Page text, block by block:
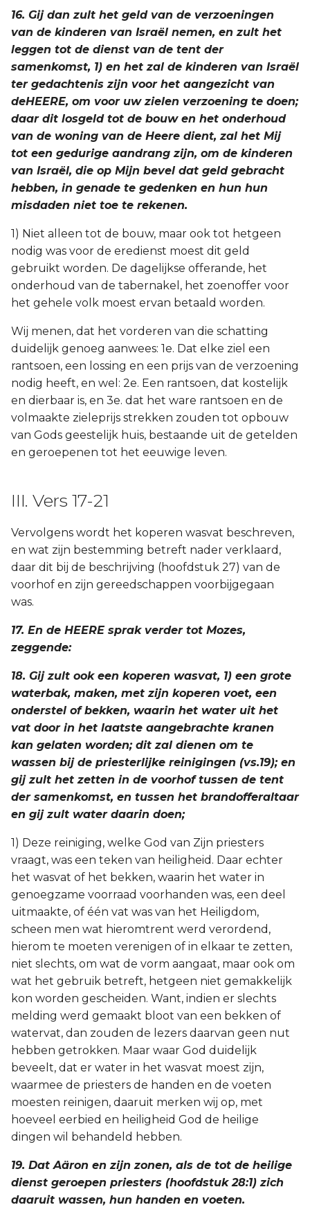
16. Gij dan zult het geld van de verzoeningen
van de kinderen van Israël nemen, en zult het
leggen tot de dienst van de tent der
samenkomst, 1) en het zal de kinderen van Israël
ter gedachtenis zijn voor het aangezicht van
deHEERE, om voor uw zielen verzoening te doen;
daar dit losgeld tot de bouw en het onderhoud
van de woning van de Heere dient, zal het Mij
tot een gedurige aandrang zijn, om de kinderen
van Israël, die op Mijn bevel dat geld gebracht
hebben, in genade te gedenken en hun hun
misdaden niet toe te rekenen.
1) Niet alleen tot de bouw, maar ook tot hetgeen
nodig was voor de eredienst moest dit geld
gebruikt worden. De dagelijkse offerande, het
onderhoud van de tabernakel, het zoenoffer voor
het gehele volk moest ervan betaald worden.
Wij menen, dat het vorderen van die schatting
duidelijk genoeg aanwees: 1e. Dat elke ziel een
rantsoen, een lossing en een prijs van de verzoening
nodig heeft, en wel: 2e. Een rantsoen, dat kostelijk
en dierbaar is, en 3e. dat het ware rantsoen en de
volmaakte zieleprijs strekken zouden tot opbouw
van Gods geestelijk huis, bestaande uit de getelden
en geroepenen tot het eeuwige leven.
III. Vers 17-21
Vervolgens wordt het koperen wasvat beschreven,
en wat zijn bestemming betreft nader verklaard,
daar dit bij de beschrijving (hoofdstuk 27) van de
voorhof en zijn gereedschappen voorbijgegaan
was.
17. En de HEERE sprak verder tot Mozes,
zeggende:
18. Gij zult ook een koperen wasvat, 1) een grote
waterbak, maken, met zijn koperen voet, een
onderstel of bekken, waarin het water uit het
vat door in het laatste aangebrachte kranen
kan gelaten worden; dit zal dienen om te
wassen bij de priesterlijke reinigingen (vs.19); en
gij zult het zetten in de voorhof tussen de tent
der samenkomst, en tussen het brandofferaltaar
en gij zult water daarin doen;
1) Deze reiniging, welke God van Zijn priesters
vraagt, was een teken van heiligheid. Daar echter
het wasvat of het bekken, waarin het water in
genoegzame voorraad voorhanden was, een deel
uitmaakte, of één vat was van het Heiligdom,
scheen men wat hieromtrent werd verordend,
hierom te moeten verenigen of in elkaar te zetten,
niet slechts, om wat de vorm aangaat, maar ook om
wat het gebruik betreft, hetgeen niet gemakkelijk
kon worden gescheiden. Want, indien er slechts
melding werd gemaakt bloot van een bekken of
watervat, dan zouden de lezers daarvan geen nut
hebben getrokken. Maar waar God duidelijk
beveelt, dat er water in het wasvat moest zijn,
waarmee de priesters de handen en de voeten
moesten reinigen, daaruit merken wij op, met
hoeveel eerbied en heiligheid God de heilige
dingen wil behandeld hebben.
19. Dat Aäron en zijn zonen, als de tot de heilige
dienst geroepen priesters (hoofdstuk 28:1) zich
daaruit wassen, hun handen en voeten.